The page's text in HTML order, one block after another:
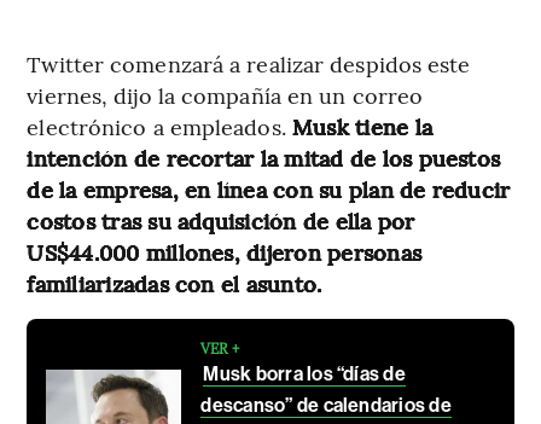
Twitter comenzará a realizar despidos este
viernes, dijo la compañía en un correo
electrónico a empleados. Musk tiene la
intención de recortar la mitad de los puestos
de la empresa, en línea con su plan de reducir
costos tras su adquisición de ella por
US$44.000 millones, dijeron personas
familiarizadas con el asunto.
VER +
Musk borra los “días de
descanso” de calendarios de